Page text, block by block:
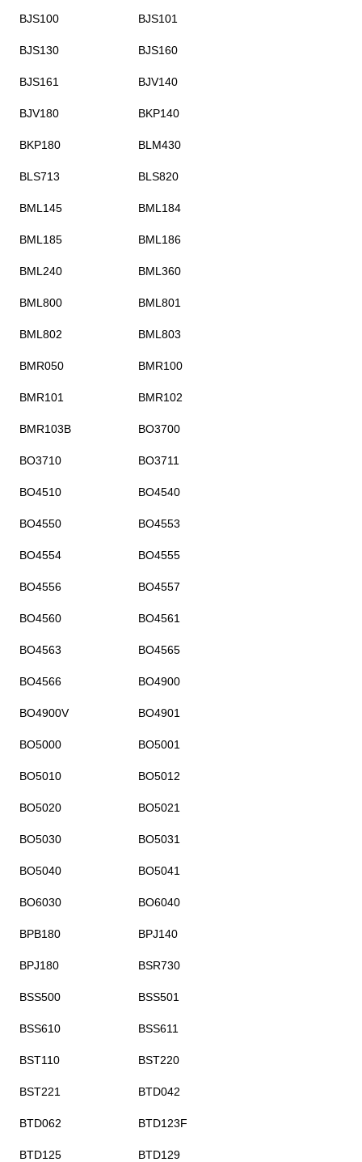
BJS100 BJS101
BJS130 BJS160
BJS161 BJV140
BJV180 BKP140
BKP180 BLM430
BLS713 BLS820
BML145 BML184
BML185 BML186
BML240 BML360
BML800 BML801
BML802 BML803
BMR050 BMR100
BMR101 BMR102
BMR103B BO3700
BO3710 BO3711
BO4510 BO4540
BO4550 BO4553
BO4554 BO4555
BO4556 BO4557
BO4560 BO4561
BO4563 BO4565
BO4566 BO4900
BO4900V BO4901
BO5000 BO5001
BO5010 BO5012
BO5020 BO5021
BO5030 BO5031
BO5040 BO5041
BO6030 BO6040
BPB180 BPJ140
BPJ180 BSR730
BSS500 BSS501
BSS610 BSS611
BST110 BST220
BST221 BTD042
BTD062 BTD123F
BTD125 BTD129